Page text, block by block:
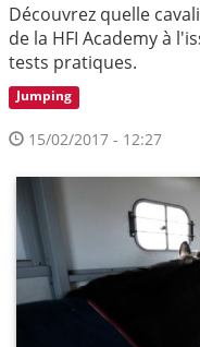
Découvrez quelle
de la HFI Academy à
tests pratiques.
Jumping
15/02/2017 - 12:27